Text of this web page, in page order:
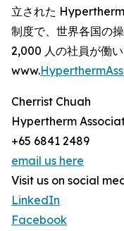
立された
制度で、世界各国の
2,000 人の社員が働
www.
Cherrist Chuah
Hypertherm
+65 6841 2489
email us here
Visit us on social
LinkedIn
Facebook